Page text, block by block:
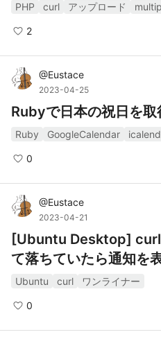
PHP curl アップロード
2
@Eustace
2023-04-25
Rubyで日本の祝日を取
Ruby GoogleCalendar
0
@Eustace
2023-04-21
[Ubuntu Desktop] curl
て落ちていたら通知を
Ubuntu curl ワンライナー
0